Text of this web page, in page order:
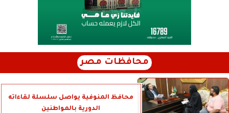
محافظات مصر
محافظ المنوفية يواصل سلسلة لقاءاته
الدورية بالمواطنين